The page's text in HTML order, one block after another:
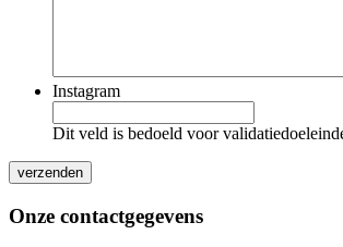
Instagram
Dit veld is bedoeld voor
Onze contactgegevens